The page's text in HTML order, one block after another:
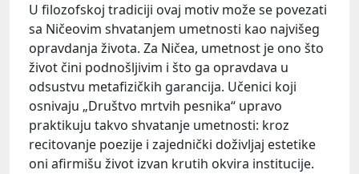
U filozofskoj tradiciji ovaj motiv može se povezati
sa Ničeovim shvatanjem umetnosti kao najvišeg
opravdanja života. Za Ničea, umetnost je ono što
život čini podnošljivim i što ga opravdava u
odsustvu metafizičkih garancija. Učenici koji
osnivaju „Društvo mrtvih pesnika“ upravo
praktikuju takvo shvatanje umetnosti: kroz
recitovanje poezije i zajednički doživljaj estetike
oni afirmišu život izvan krutih okvira institucije.